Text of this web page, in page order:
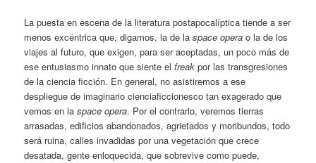
La puesta en escena de la literatura postapocalíptica tiende a ser
menos excéntrica que, digamos, la de laspace opera o la de los
viajes al futuro, que exigen, para ser aceptadas, un poco más de
ese entusiasmo innato que siente elfreak por las transgresiones
de la ciencia ficción. En general, no asistiremos a ese
despliegue de imaginario cienciaficcionesco tan exagerado que
vemos en laspace opera. Por el contrario, veremos tierras
arrasadas, edificios abandonados, agrietados y moribundos, todo
será ruina, calles invadidas por una vegetación que crece
desatada, gente enloquecida, que sobrevive como puede,